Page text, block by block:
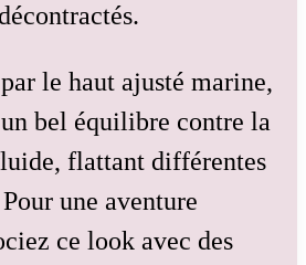
le haut ajusté marine,
bel équilibre contre la
flattant différentes
une aventure
ce look avec des